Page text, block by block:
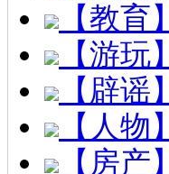
【教
【游
【辟
【人
【房